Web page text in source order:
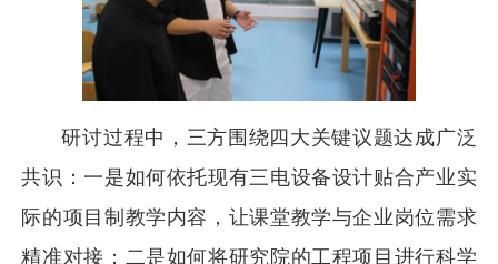
研讨过程中，三方围绕四大关键议题达成广泛
共识：一是如何依托现有三电设备设计贴合产业实
际的项目制教学内容，让课堂教学与企业岗位需求
精准对接；二是如何将研究院的工程项目进行科学